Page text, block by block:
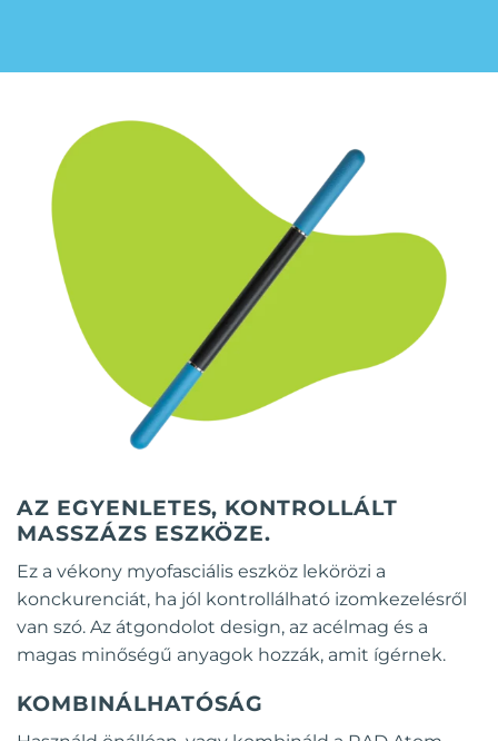
AZ EGYENLETES, KONTROLLÁLT
MASSZÁZS ESZKÖZE.
Ez a vékony myofasciális eszköz lekörözi a
konckurenciát, ha jól kontrollálható izomkezelésről
van szó. Az átgondolot design, az acélmag és a
magas minőségű anyagok hozzák, amit ígérnek.
KOMBINÁLHATÓSÁG